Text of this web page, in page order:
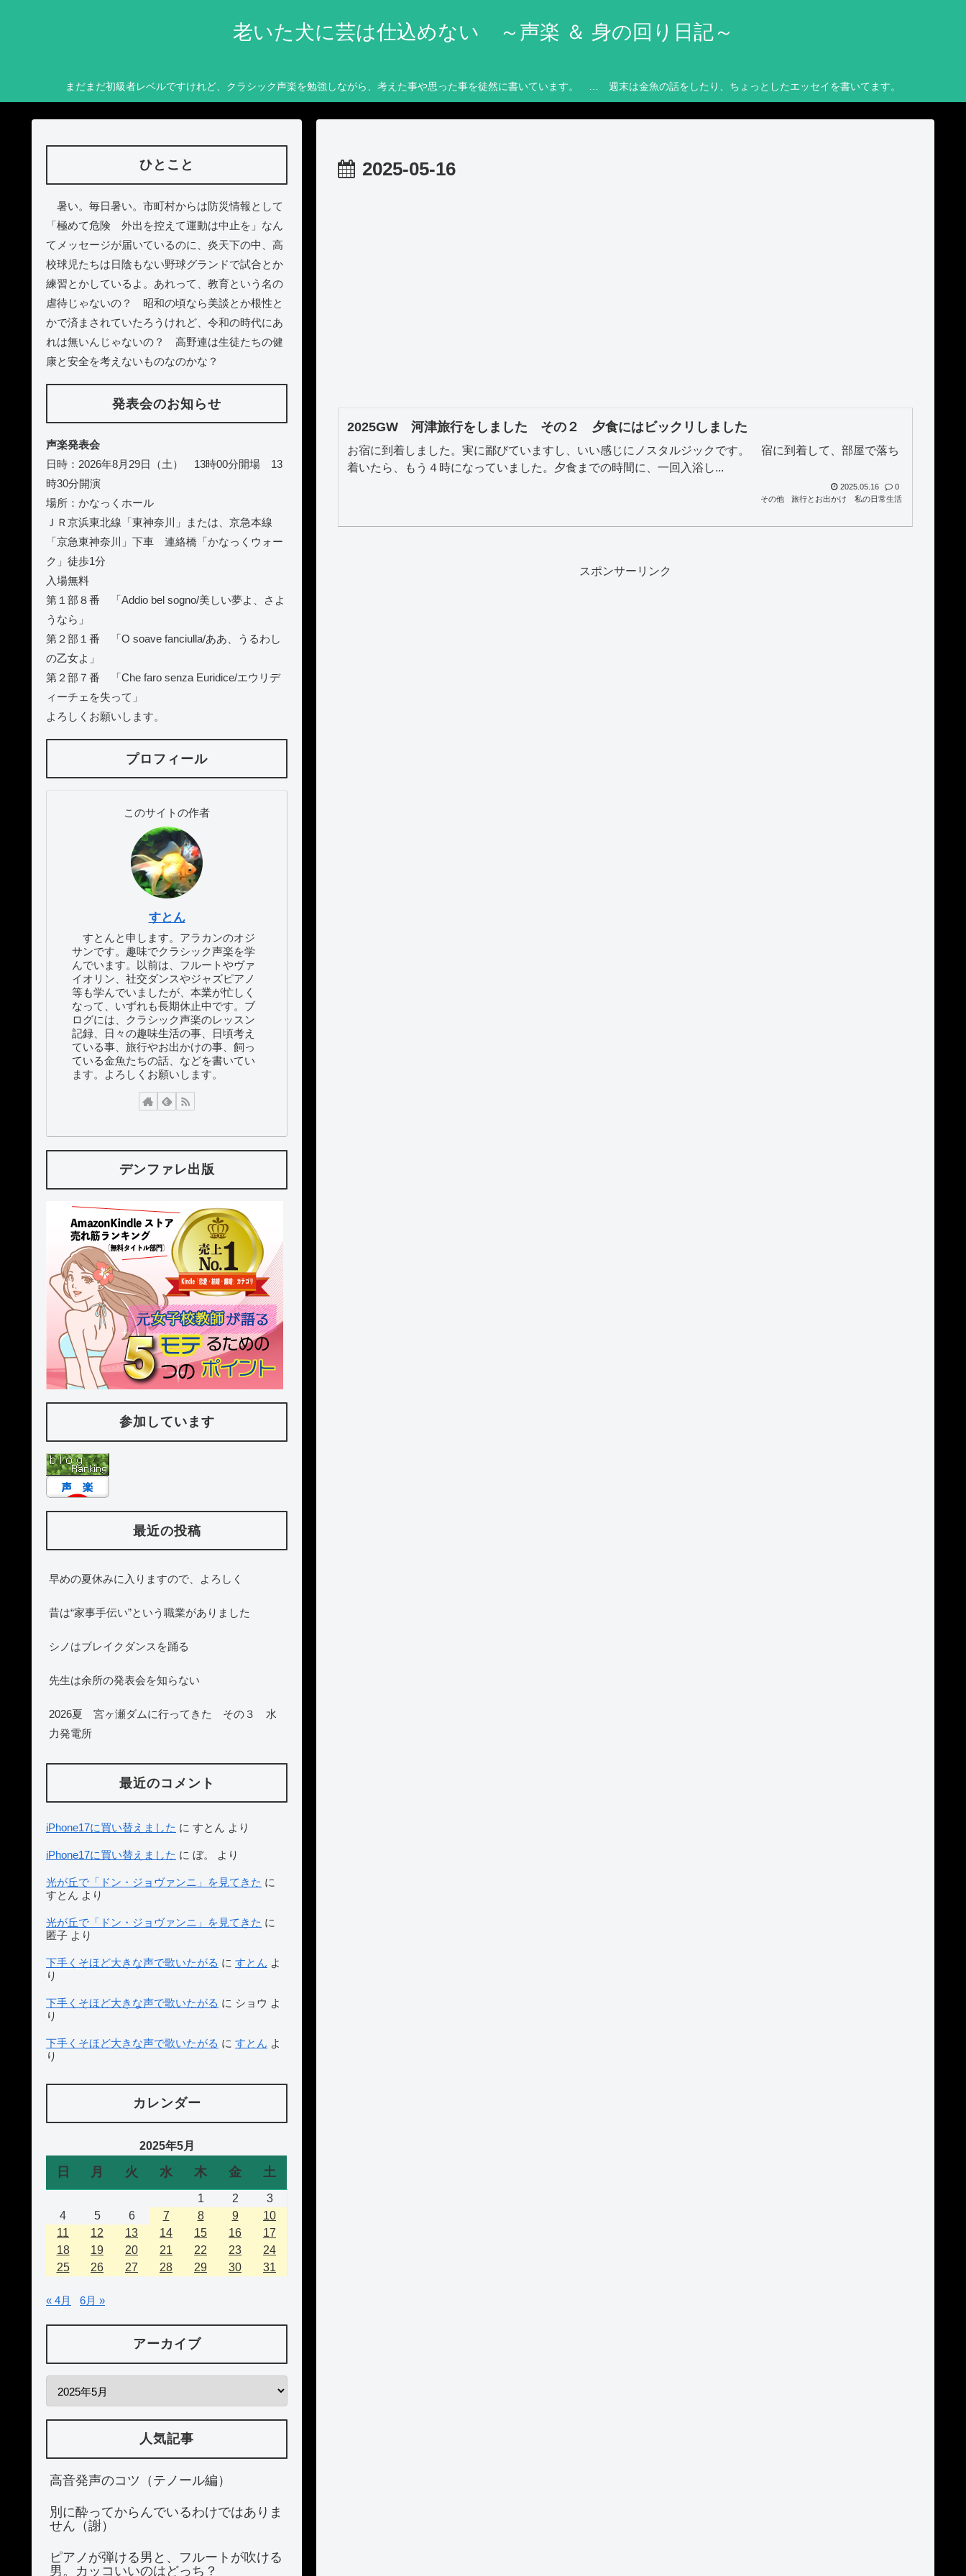
老いた犬に芸は仕込めない ～声楽 ＆ 身の回り日記～
まだまだ初級者レベルですけれど、クラシック声楽を勉強しながら、考えた事や思った事を徒然に書いています。 … 週末は金魚の話をしたり、ちょっとしたエッセイを書いてます。
2025-05-16
2025GW 河津旅行をしました その２ 夕食にはビックリしました
お宿に到着しました。実に鄙びていますし、いい感じにノスタルジックです。 宿に到着して、部屋で落ち
着いたら、もう４時になっていました。夕食までの時間に、一回入浴し...
2025.05.16
0
その他
旅行とお出かけ 私の日常生活
スポンサーリンク
ひとこと
暑い。毎日暑い。市町村からは防災情報として
「極めて危険 外出を控えて運動は中止を」なん
てメッセージが届いているのに、炎天下の中、高
校球児たちは日陰もない野球グランドで試合とか
練習とかしているよ。あれって、教育という名の
虐待じゃないの？ 昭和の頃なら美談とか根性と
かで済まされていたろうけれど、令和の時代にあ
れは無いんじゃないの？ 高野連は生徒たちの健
康と安全を考えないものなのかな？
発表会のお知らせ
声楽発表会
日時：2026年8月29日（土） 13時00分開場 13
時30分開演
場所：かなっくホール
ＪＲ京浜東北線「東神奈川」または、京急本線
「京急東神奈川」下車 連絡橋「かなっくウォー
ク」徒歩1分
入場無料
第１部８番 「Addio bel sogno/美しい夢よ、さよ
うなら」
第２部１番 「O soave fanciulla/ああ、うるわし
の乙女よ」
第２部７番 「Che faro senza Euridice/エウリデ
ィーチェを失って」
よろしくお願いします。
プロフィール
このサイトの作者
すとん
すとんと申します。アラカンのオジ
サンです。趣味でクラシック声楽を学
んでいます。以前は、フルートやヴァ
イオリン、社交ダンスやジャズピアノ
等も学んでいましたが、本業が忙しく
なって、いずれも長期休止中です。ブ
ログには、クラシック声楽のレッスン
記録、日々の趣味生活の事、日頃考え
ている事、旅行やお出かけの事、飼っ
ている金魚たちの話、などを書いてい
ます。よろしくお願いします。
デンファレ出版
参加しています
最近の投稿
早めの夏休みに入りますので、よろしく
昔は“家事手伝い”という職業がありました
シノはブレイクダンスを踊る
先生は余所の発表会を知らない
2026夏 宮ヶ瀬ダムに行ってきた その３ 水
力発電所
最近のコメント
iPhone17に買い替えました に すとん より
iPhone17に買い替えました に ぼ。 より
光が丘で「ドン・ジョヴァンニ」を見てきた に
すとん より
光が丘で「ドン・ジョヴァンニ」を見てきた に
匿子 より
下手くそほど大きな声で歌いたがる に すとん よ
り
下手くそほど大きな声で歌いたがる に ショウ よ
り
下手くそほど大きな声で歌いたがる に すとん よ
り
カレンダー
2025年5月
日 月 火 水 木 金 土
1 2
3
4
5 6 7 8 9
10
11
12 13 14 15 16
17
18
19 20 21 22 23
24
25
26 27 28 29 30 31
« 4月 6月 »
アーカイブ
人気記事
高音発声のコツ（テノール編）
別に酔ってからんでいるわけではありま
せん（謝）
ピアノが弾ける男と、フルートが吹ける
男。カッコいいのはどっち？